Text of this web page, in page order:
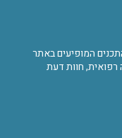
התכנים המופיעים באתר
רפואית, חוות דעת